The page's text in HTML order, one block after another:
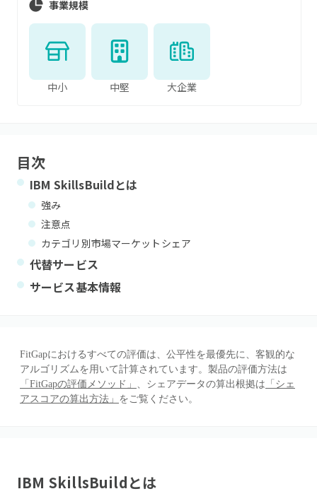
事業規模
中小 中堅 大企業
目次
IBM SkillsBuildとは
強み
注意点
カテゴリ別市場マーケットシェア
代替サービス
サービス基本情報
FitGapにおけるすべての評価は、公平性を最優先に、客観的な
アルゴリズムを用いて計算されています。製品の評価方法は
「FitGapの評価メソッド」 、シェアデータの算出根拠は 「シェ
アスコアの算出方法」 をご覧ください。
IBM SkillsBuildとは